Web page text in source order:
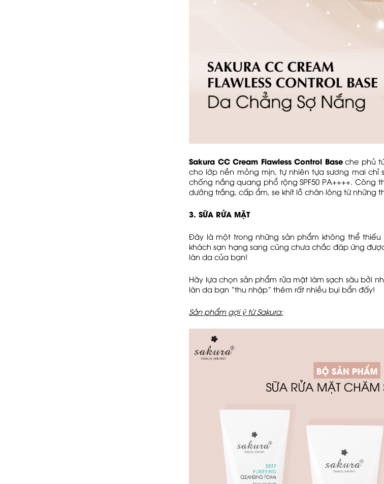
Sakura CC Cream Flawless Control Baseche phủ
cho lớp nền mỏng mịn, tự nhiên tựa sương mai chỉ
chống nắng quang phổ rộng SPF50 PA++++. Công
dưỡng trắng, cấp ẩm, se khít lỗ chân lông từ những
3. SỮA RỬA MẶT
Đây là một trong những sản phẩm không thể
khách sạn hạng sang cũng chưa chắc đáp ứng
làn da của bạn!
Hãy lựa chọn sản phẩm rửa mặt làm sạch sâu bởi
làn da bạn “thu nhập” thêm rất nhiều bụi bẩn đấy!
Sản phẩm gợi ý từ Sakura: